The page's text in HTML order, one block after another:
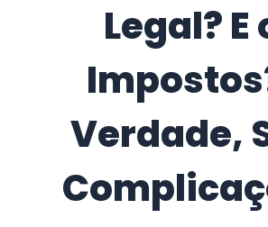
Legal? E
Verdade,